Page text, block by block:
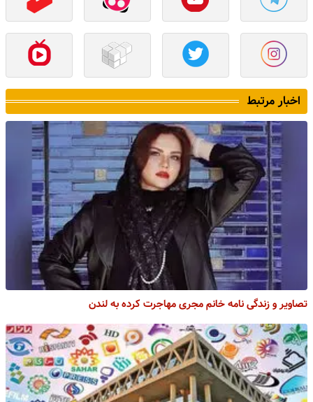
اخبار مرتبط
تصاویر و زندگی نامه خانم مجری مهاجرت کرده به لندن